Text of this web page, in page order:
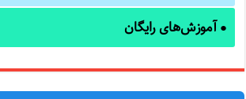
● آموزش‌های رایگان